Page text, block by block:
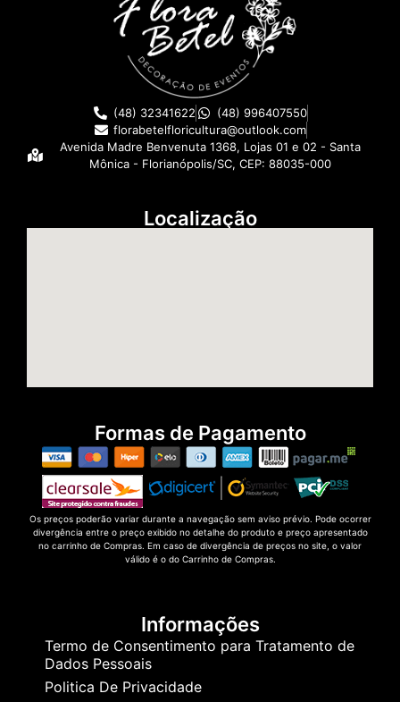
(48) 32341622
(48) 996407550
florabetelfloricultura@outlook.com
Avenida Madre Benvenuta 1368, Lojas 01 e 02 - Santa
Mônica - Florianópolis/SC, CEP: 88035-000
Localização
Formas de Pagamento
Os preços poderão variar durante a navegação sem aviso prévio. Pode ocorrer
divergência entre o preço exibido no detalhe do produto e preço apresentado
no carrinho de Compras. Em caso de divergência de preços no site, o valor
válido é o do Carrinho de Compras.
Informações
Termo de Consentimento para Tratamento de
Dados Pessoais
Politica De Privacidade